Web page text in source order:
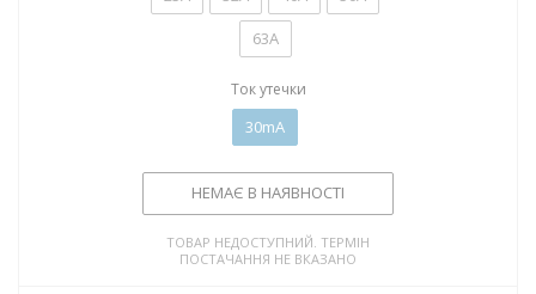
63А
Ток утечки
30mA
НЕМАЄ В НАЯВНОСТІ
ТОВАР НЕДОСТУПНИЙ. ТЕРМІН
ПОСТАЧАННЯ НЕ ВКАЗАНО